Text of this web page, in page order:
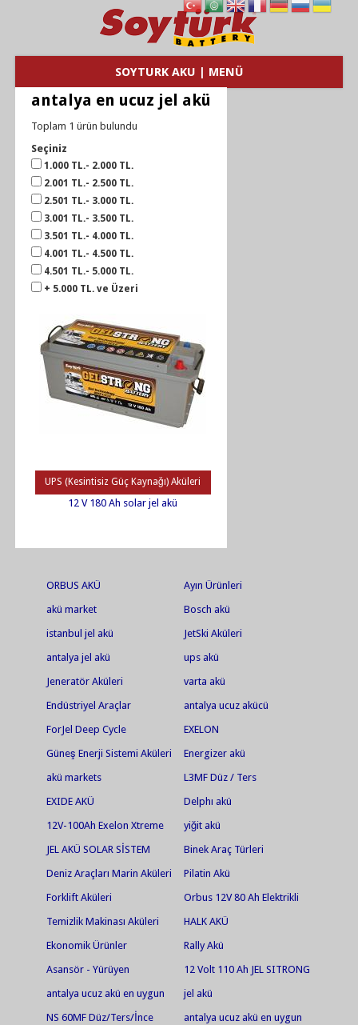
SOYTURK AKU | MENÜ
antalya en ucuz jel akü
Toplam 1 ürün bulundu
Seçiniz
1.000 TL.- 2.000 TL.
2.001 TL.- 2.500 TL.
2.501 TL.- 3.000 TL.
3.001 TL.- 3.500 TL.
3.501 TL.- 4.000 TL.
4.001 TL.- 4.500 TL.
4.501 TL.- 5.000 TL.
+ 5.000 TL. ve Üzeri
UPS (Kesintisiz Güç Kaynağı) Aküleri
12 V 180 Ah solar jel akü
ORBUS AKÜ
Ayın Ürünleri
akü market
Bosch akü
istanbul jel akü
JetSki Aküleri
antalya jel akü
ups akü
Jeneratör Aküleri
varta akü
Endüstriyel Araçlar
antalya ucuz akücü
ForJel Deep Cycle
EXELON
Güneş Enerji Sistemi Aküleri
Energizer akü
akü markets
L3MF Düz / Ters
EXIDE AKÜ
Delphı akü
12V-100Ah Exelon Xtreme
Solar Jel Akü
yiğit akü
JEL AKÜ SOLAR SİSTEM
Binek Araç Türleri
Deniz Araçları Marin Aküleri
Pilatin Akü
Forklift Aküleri
Orbus 12V 80 Ah Elektrikli
Bisiklet Aküsü
Temizlik Makinası Aküleri
HALK AKÜ
Ekonomik Ürünler
Rally Akü
Asansör - Yürüyen
Merdiven Aküleri
12 Volt 110 Ah JEL SITRONG
AGM UPS
antalya ucuz akü en uygun
akü jel akü en ucuz jel akü
jel akü
NS 60MF Düz/Ters/İnce
antalya ucuz akü en uygun